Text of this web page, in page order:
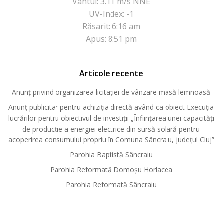
UV-Index: -1
Răsarit: 6:16 am
Apus: 8:51 pm
Articole recente
Anunț privind organizarea licitației de vânzare masă lemnoasă
Anunț publicitar pentru achiziția directă având ca obiect Execuția
lucrărilor pentru obiectivul de investiții „Înființarea unei capacități
de producție a energiei electrice din sursă solară pentru
acoperirea consumului propriu în Comuna Sâncraiu, județul Cluj”
Parohia Baptistă Sâncraiu
Parohia Reformată Domoşu Horlacea
Parohia Reformată Sâncraiu